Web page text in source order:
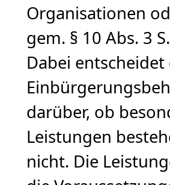
Organisationen
gem. § 10 Abs. 3
Dabei entscheidet
darüber, ob
Leistungen
nicht. Die